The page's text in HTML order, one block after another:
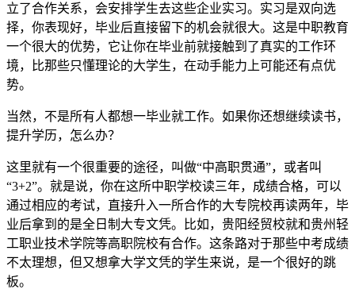
立了合作关系，会安排学生去这些企业实习。实习是双向选
择，你表现好，毕业后直接留下的机会就很大。这是中职教育
一个很大的优势，它让你在毕业前就接触到了真实的工作环
境，比那些只懂理论的大学生，在动手能力上可能还有点优
势。
当然，不是所有人都想一毕业就工作。如果你还想继续读书，
提升学历，怎么办？
这里就有一个很重要的途径，叫做“中高职贯通”，或者叫
“3+2”。就是说，你在这所中职学校读三年，成绩合格，可以
通过相应的考试，直接升入一所合作的大专院校再读两年，毕
业后拿到的是全日制大专文凭。比如，贵阳经贸校就和贵州轻
工职业技术学院等高职院校有合作。这条路对于那些中考成绩
不太理想，但又想拿大学文凭的学生来说，是一个很好的跳
板。